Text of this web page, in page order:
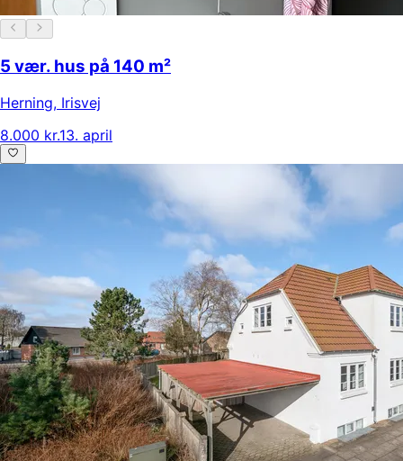
5 vær. hus på 140 m²
Herning, Irisvej
8.000 kr.13. april